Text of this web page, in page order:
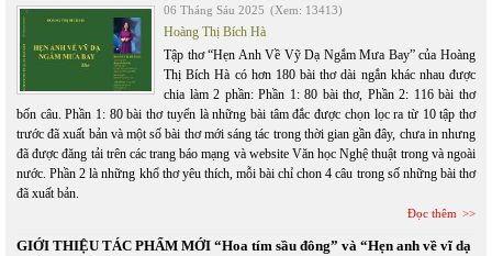
06 Tháng Sáu 2025 (Xem: 13413)
Hoàng Thị Bích Hà
Tập thơ “Hẹn Anh Về Vỹ Dạ Ngắm Mưa Bay” của Hoàng
Thị Bích Hà có hơn 180 bài thơ dài ngắn khác nhau được
chia làm 2 phần: Phần 1: 80 bài thơ, Phần 2: 116 bài thơ
bốn câu. Phần 1: 80 bài thơ tuyển là những bài tâm đắc được chọn lọc ra từ 10 tập thơ
trước đã xuất bản và một số bài thơ mới sáng tác trong thời gian gần đây, chưa in nhưng
đã được đăng tải trên các trang báo mạng và website Văn học Nghệ thuật trong và ngoài
nước. Phần 2 là những khổ thơ yêu thích, mỗi bài chỉ chon 4 câu trong số những bài thơ
đã xuất bản.
Đọc thêm
GIỚI THIỆU TÁC PHẨM MỚI “Hoa tím sầu đông” và “Hẹn anh về vĩ dạ